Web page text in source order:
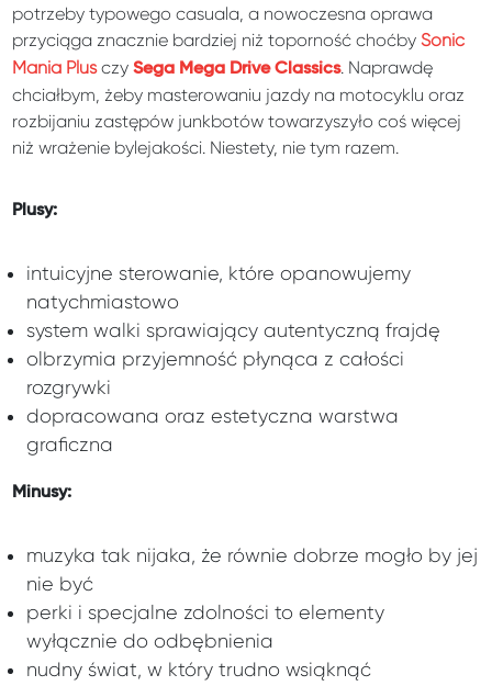
potrzeby typowego casuala, a nowoczesna oprawa
przyciąga znacznie bardziej niż toporność choćbySonic
Mania Plus czySega Mega Drive Classics. Naprawdę
chciałbym, żeby masterowaniu jazdy na motocyklu oraz
rozbijaniu zastępów junkbotów towarzyszyło coś więcej
niż wrażenie bylejakości. Niestety, nie tym razem.
Plusy:
intuicyjne sterowanie, które opanowujemy
natychmiastowo
system walki sprawiający autentyczną frajdę
olbrzymia przyjemność płynąca z całości
rozgrywki
dopracowana oraz estetyczna warstwa
graficzna
Minusy:
muzyka tak nijaka, że równie dobrze mogło by jej
nie być
perki i specjalne zdolności to elementy
wyłącznie do odbębnienia
nudny świat, w który trudno wsiąknąć